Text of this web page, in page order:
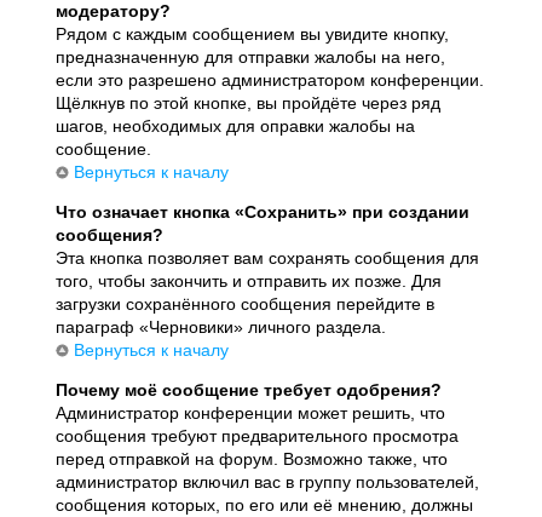
модератору?
Рядом с каждым сообщением вы увидите кнопку,
предназначенную для отправки жалобы на него,
если это разрешено администратором конференции.
Щёлкнув по этой кнопке, вы пройдёте через ряд
шагов, необходимых для оправки жалобы на
сообщение.
Вернуться к началу
Что означает кнопка «Сохранить» при создании
сообщения?
Эта кнопка позволяет вам сохранять сообщения для
того, чтобы закончить и отправить их позже. Для
загрузки сохранённого сообщения перейдите в
параграф «Черновики» личного раздела.
Вернуться к началу
Почему моё сообщение требует одобрения?
Администратор конференции может решить, что
сообщения требуют предварительного просмотра
перед отправкой на форум. Возможно также, что
администратор включил вас в группу пользователей,
сообщения которых, по его или её мнению, должны